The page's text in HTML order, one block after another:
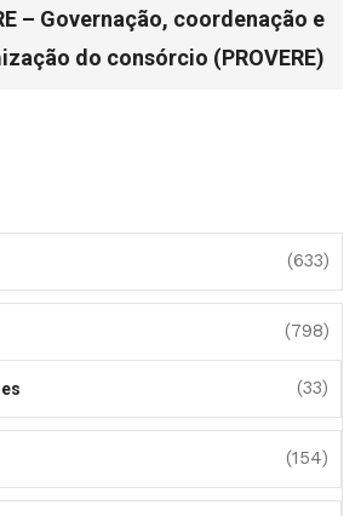
– Governação, coordenação e
do consórcio (PROVERE)
(633)
(798)
(33)
(154)